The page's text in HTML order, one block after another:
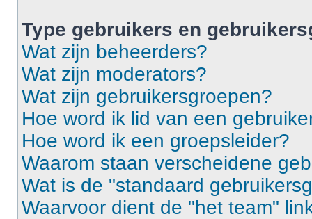
Type gebruikers en
Wat zijn beheerders?
Wat zijn moderators?
Wat zijn gebruikersgroepen?
Hoe word ik lid van een
Hoe word ik een groepsleider?
Waarom staan verscheidene
Wat is de "standaard
Waarvoor dient de "het team"